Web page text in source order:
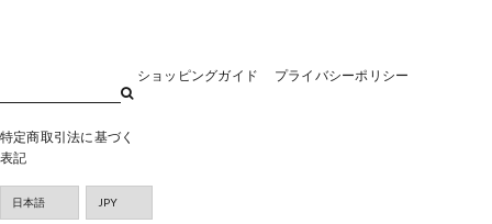
ショッピングガイド プライバシーポリシー
特定商取引法に基づく
表記